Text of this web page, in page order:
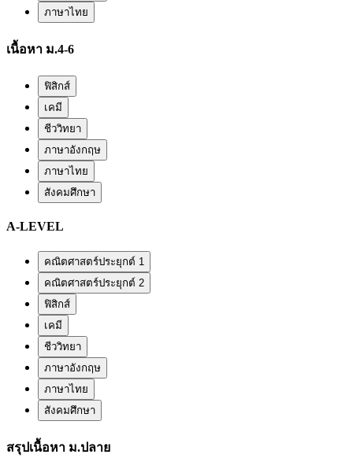
ภาษาไทย
เนื้อหา ม.4-6
ฟิสิกส์
เคมี
ชีววิทยา
ภาษาอังกฤษ
ภาษาไทย
สังคมศึกษา
A-LEVEL
คณิตศาสตร์ประยุกต์ 1
คณิตศาสตร์ประยุกต์ 2
ฟิสิกส์
เคมี
ชีววิทยา
ภาษาอังกฤษ
ภาษาไทย
สังคมศึกษา
สรุปเนื้อหา ม.ปลาย